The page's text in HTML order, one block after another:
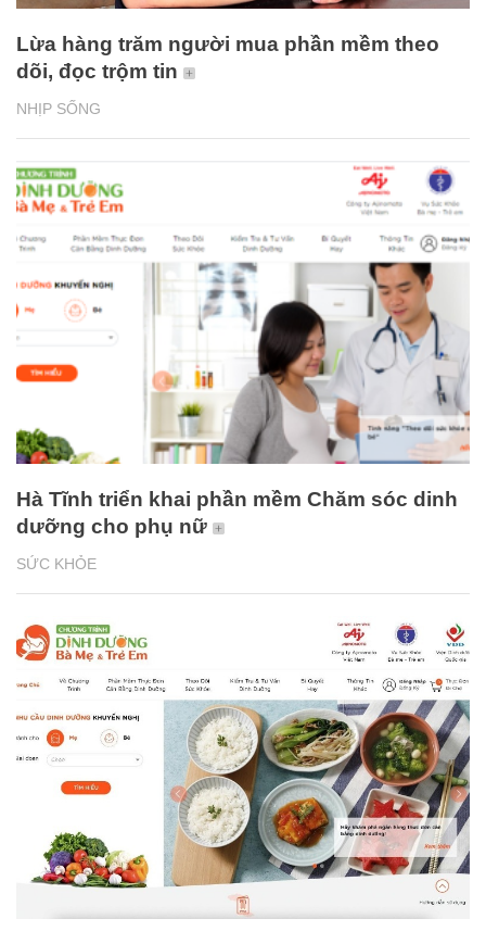
NHỊP SỐNG
Lừa hàng trăm người mua phần mềm theo
dõi, đọc trộm tin
SỨC KHỎE
Hà Tĩnh triển khai phần mềm Chăm sóc dinh
dưỡng cho phụ nữ